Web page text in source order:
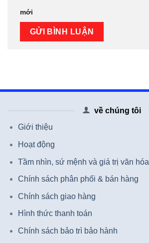
mới
về chúng tôi
Giới thiệu
Hoạt động
Tầm nhìn, sứ mệnh và giá trị văn hóa
Chính sách phân phối & bán hàng
Chính sách giao hàng
Hình thức thanh toán
Chính sách bảo trì bảo hành